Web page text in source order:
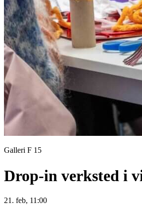
Galleri F 15
Drop-in verksted i
21. feb, 11:00